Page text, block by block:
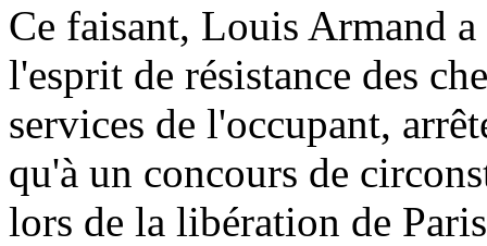
Ce faisant, Louis Armand
l'esprit de résistance des
services de l'occupant,
qu'à un concours de
lors de la libération de